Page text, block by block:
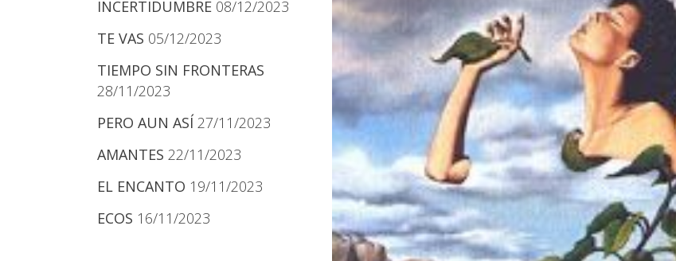
INCERTIDUMBRE 08/12/2023
TE VAS 05/12/2023
TIEMPO SIN FRONTERAS
28/11/2023
PERO AUN ASÍ 27/11/2023
AMANTES 22/11/2023
EL ENCANTO 19/11/2023
ECOS 16/11/2023